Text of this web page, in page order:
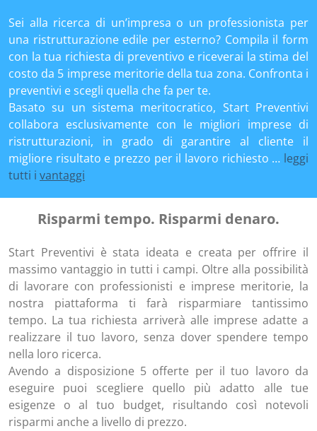
Sei alla ricerca di un’impresa o un professionista per
una ristrutturazione edile per esterno? Compila il form
con la tua richiesta di preventivo e riceverai la stima del
costo da 5 imprese meritorie della tua zona. Confronta i
preventivi e scegli quella che fa per te.
Basato su un sistema meritocratico, Start Preventivi
collabora esclusivamente con le migliori imprese di
ristrutturazioni, in grado di garantire al cliente il
migliore risultato e prezzo per il lavoro richiesto … leggi
tutti i vantaggi
Risparmi tempo. Risparmi denaro.
Start Preventivi è stata ideata e creata per offrire il
massimo vantaggio in tutti i campi. Oltre alla possibilità
di lavorare con professionisti e imprese meritorie, la
nostra piattaforma ti farà risparmiare tantissimo
tempo. La tua richiesta arriverà alle imprese adatte a
realizzare il tuo lavoro, senza dover spendere tempo
nella loro ricerca.
Avendo a disposizione 5 offerte per il tuo lavoro da
eseguire puoi scegliere quello più adatto alle tue
esigenze o al tuo budget, risultando così notevoli
risparmi anche a livello di prezzo.